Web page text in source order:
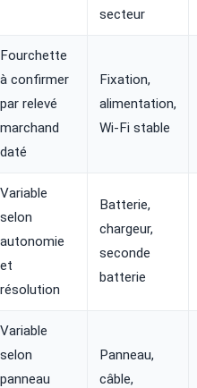
secteur
Fourchette
à confirmer
par relevé
marchand
daté
Fixation,
alimentation,
Wi-Fi stable
Variable
selon
autonomie
et
résolution
Batterie,
chargeur,
seconde
batterie
Variable
selon
panneau
Panneau,
câble,